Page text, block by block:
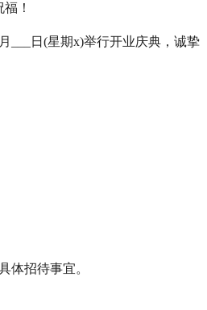
！
___日(星期x)举行开业庆典，诚挚
体招待事宜。